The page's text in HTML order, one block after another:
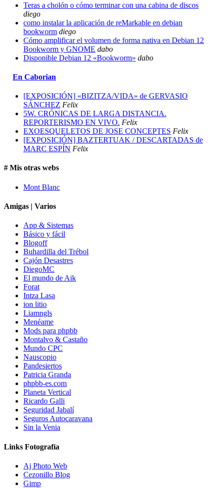
Teras a cholón o cómo terminar con una cabina de discos
diego
como instalar la aplicación de reMarkable en debian
bookworm diego
Cómo amplificar el volumen de forma nativa en Debian 12
Bookworm y GNOME dabo
Disponible Debian 12 «Bookworm» dabo
En Caborian
[EXPOSICIÓN] «BIZITZA/VIDA» de GERVASIO
SÁNCHEZ Felix
5W. CRÓNICAS DE LARGA DISTANCIA.
REPORTERISMO EN VIVO. Felix
EXOESQUELETOS DE JOSE CONCEPTES Felix
[EXPOSICIÓN] BAZTERTUAK / DESCARTADAS de
MARC ESPÍN Felix
# Mis otras webs
Mont Blanc
Amigas | Varios
App & Sistemas
Básico y fácil
Blogoff
Buhardilla del Trébol
Cajón Desastres
DiegoMC
El mundo de Aik
Forat
Intza Lasa
ion litio
Liamngls
Menéame
Mods para phpbb
Montalvo & Castaño
Mundo CPC
Nauscopio
Pandesiertos
Patricia Granda
phpbb-es.com
Planeta Vertical
Ricardo Galli
Seguridad Jabalí
Seguros Autocaravana
Sin la Venia
Links Fotografía
Aj Photo Web
Cezonillo Blog
Gimp